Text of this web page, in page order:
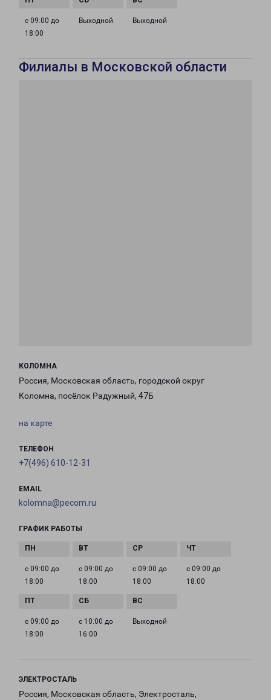
с 09:00 до
18:00
Выходной Выходной
Филиалы в Московской области
КОЛОМНА
Россия, Московская область, городской округ
Коломна, посёлок Радужный, 47Б
на карте
ТЕЛЕФОН
+7(496) 610-12-31
EMAIL
kolomna@pecom.ru
ГРАФИК РАБОТЫ
с 09:00 до
18:00
с 09:00 до
18:00
с 09:00 до
18:00
с 09:00 до
18:00
с 09:00 до
18:00
с 10:00 до
16:00
Выходной
ЭЛЕКТРОСТАЛЬ
Россия, Московская область, Электросталь,